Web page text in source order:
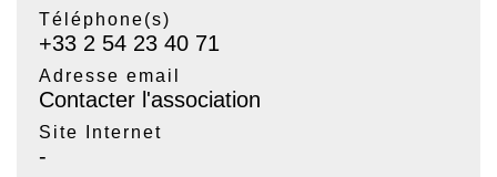
Téléphone(s)
+33 2 54 23 40 71
Adresse email
Contacter l'association
Site Internet
-